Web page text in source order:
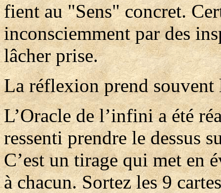
fient au "Sens" concret.
inconsciemment par des
lâcher prise.
La réflexion prend souvent
L’Oracle de l’infini a été
ressenti prendre le dessus
C’est un tirage qui met en
à chacun. Sortez les 9